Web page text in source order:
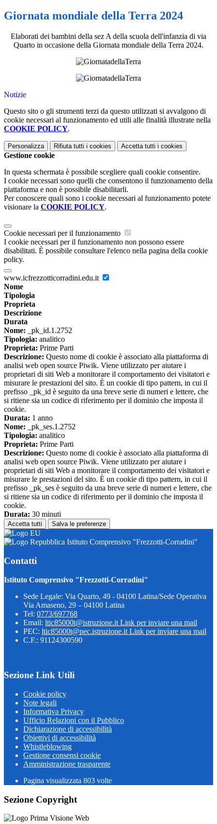
Giornata mondiale della Terra 2024
Elaborati dei bambini della sez A della scuola dell'infanzia di via
Quarto in occasione della Giornata mondiale della Terra 2024.
Notizie
Questo sito o gli strumenti terzi da questo utilizzati si avvalgono di
cookie necessari al funzionamento ed utili alle finalità illustrate nella
COOKIE POLICY.
Personalizza Rifiuta tutti i cookies Accetta tutti i cookies
Gestione cookie
In questa schermata è possibile scegliere quali cookie consentire.
I cookie necessari sono quelli che consentono il funzionamento della
piattaforma e non è possibile disabilitarli.
Per conoscere quali sono i cookie necessari al funzionamento potete
visionare la COOKIE POLICY.
Cookie necessari per il funzionamento
I cookie necessari per il funzionamento non possono essere
disabilitati. È possibile consultare l'elenco nella pagina della cookie
policy.
www.icfrezzotticorradini.edu.it
Nome
Tipologia
Proprieta
Descrizione
Durata
Nome: _pk_id.1.2752
Tipologia: analitico
Proprieta: Prime Parti
Descrizione: Questo nome di cookie è associato alla piattaforma di
analisi web open source Piwik. Viene utilizzato per aiutare i
proprietari di siti Web a monitorare il comportamento dei visitatori e
misurare le prestazioni del sito. È un cookie di tipo pattern, in cui il
prefisso _pk_id è seguito da una breve serie di numeri e lettere, che
si ritiene sia un codice di riferimento per il dominio che imposta il
cookie.
Durata: 1 anno
Nome: _pk_ses.1.2752
Tipologia: analitico
Proprieta: Prime Parti
Descrizione: Questo nome di cookie è associato alla piattaforma di
analisi web open source Piwik. Viene utilizzato per aiutare i
proprietari di siti Web a monitorare il comportamento dei visitatori e
misurare le prestazioni del sito. È un cookie di tipo pattern, in cui il
prefisso _pk_ses è seguito da una breve serie di numeri e lettere, che
si ritiene sia un codice di riferimento per il dominio che imposta il
cookie.
Durata: 30 minuti
Accetta tutti Salva le preferenze
Istituto Comprensivo "Frezzotti-Corradini"
Contatti
Istituto Comprensivo "Frezzotti-Corradini"
Sede Legale: Via Quarto, 49 - 04100 Latina/Sede Operativa
Via Amaseno, 29 – 04100 Latina
Tel: 0773/697768
Email: ltic85000t@istruzione.it Link per inviare una mail
PEC: ltic85000t@pec.istruzione.it Link per inviare una mail
C.F.: 91124300590
Sezione Link Utili
Cookie policy
Note legali
Informativa Privacy
Ufficio Relazioni con il Pubblico
Dichiarazione di accessibilità
Obiettivi di accessibilità
Whistleblowing
Gestione consensi cookie
Amministrazione trasparente
Pagina visualizzata 803 volte
Sezione Copyright